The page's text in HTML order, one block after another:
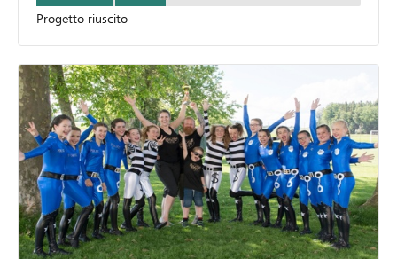
Progetto riuscito